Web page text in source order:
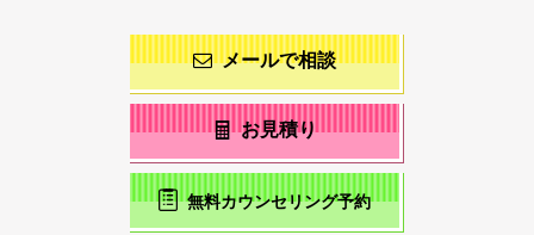
メールで相談
お見積り
無料カウンセリング予約